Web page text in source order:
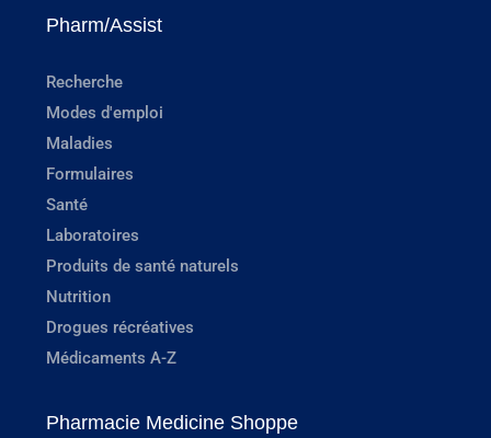
Pharm/Assist
Recherche
Modes d'emploi
Maladies
Formulaires
Santé
Laboratoires
Produits de santé naturels
Nutrition
Drogues récréatives
Médicaments A-Z
Pharmacie Medicine Shoppe